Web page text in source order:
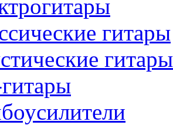
гитары
гитары